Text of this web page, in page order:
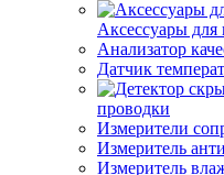
Аксессуары
Анализатор
Датчик
проводки
Измерители
Измеритель
Измеритель